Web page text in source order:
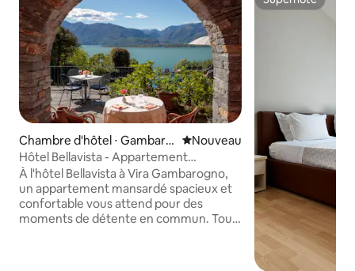
Chambre d'hôtel ⋅ Gambaro
gno
Nouvel hébergement
Nouveau
Hôtel Bellavista - Appartement
mansardé avec vue sur le lac
À l'hôtel Bellavista à Vira Gambarogno,
un appartement mansardé spacieux et
confortable vous attend pour des
moments de détente en commun. Tout
Superhôte